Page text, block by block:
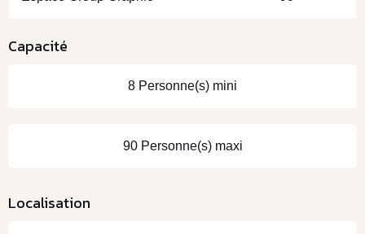
Capacité
8 Personne(s) mini
90 Personne(s) maxi
Localisation